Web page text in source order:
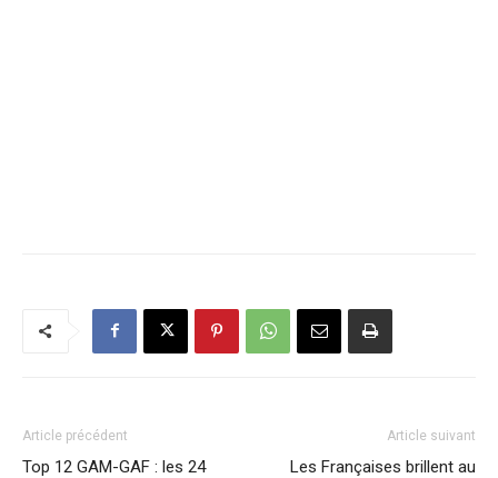
Article précédent
Top 12 GAM-GAF : les 24
Article suivant
Les Françaises brillent au